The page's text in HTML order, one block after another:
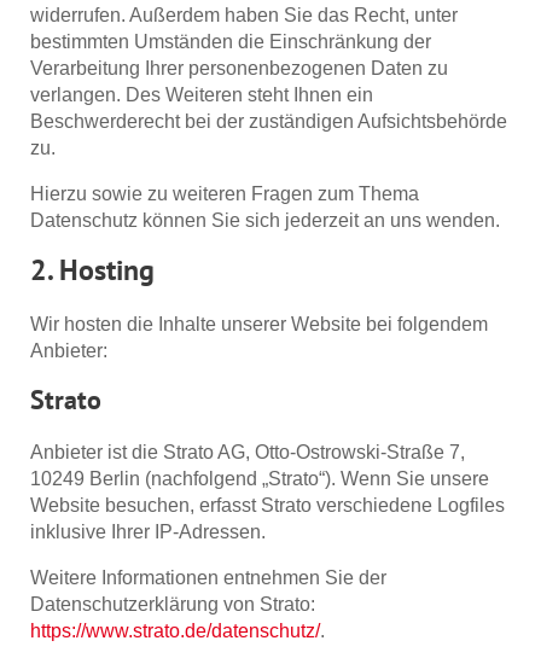
widerrufen. Außerdem haben Sie das Recht, unter
bestimmten Umständen die Einschränkung der
Verarbeitung Ihrer personenbezogenen Daten zu
verlangen. Des Weiteren steht Ihnen ein
Beschwerderecht bei der zuständigen Aufsichtsbehörde
zu.
Hierzu sowie zu weiteren Fragen zum Thema
Datenschutz können Sie sich jederzeit an uns wenden.
2. Hosting
Wir hosten die Inhalte unserer Website bei folgendem
Anbieter:
Strato
Anbieter ist die Strato AG, Otto-Ostrowski-Straße 7,
10249 Berlin (nachfolgend „Strato“). Wenn Sie unsere
Website besuchen, erfasst Strato verschiedene Logfiles
inklusive Ihrer IP-Adressen.
Weitere Informationen entnehmen Sie der
Datenschutzerklärung von Strato:
https://www.strato.de/datenschutz/.